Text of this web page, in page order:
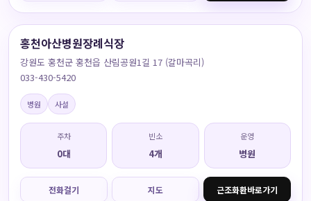
홍천아산병원장례식장
강원도 홍천군 홍천읍 산림공원1길 17 (갈마곡리)
033-430-5420
병원 사설
주차
0대
빈소
4개
운영
병원
전화걸기 지도 근조화환바로가기